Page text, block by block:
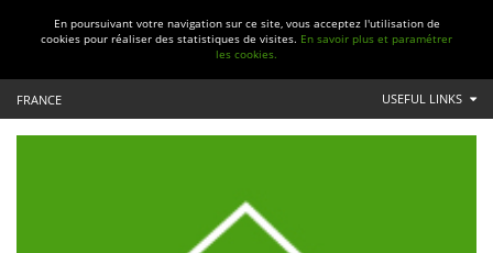
En poursuivant votre navigation sur ce site, vous acceptez l'utilisation de
cookies pour réaliser des statistiques de visites. En savoir plus et paramétrer
les cookies.
FRANCE USEFUL LINKS